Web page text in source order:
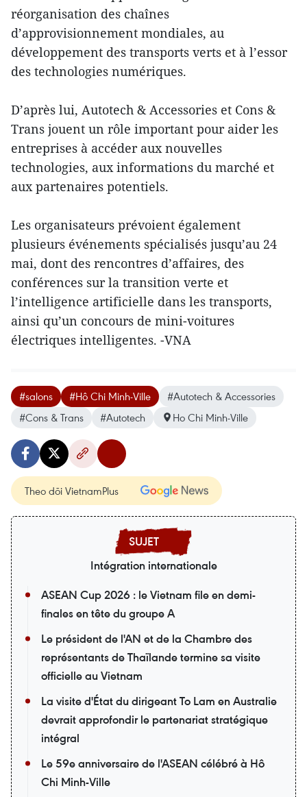
réorganisation des chaînes
d’approvisionnement mondiales, au
développement des transports verts et à l’essor
des technologies numériques.
D’après lui, Autotech & Accessories et Cons &
Trans jouent un rôle important pour aider les
entreprises à accéder aux nouvelles
technologies, aux informations du marché et
aux partenaires potentiels.
Les organisateurs prévoient également
plusieurs événements spécialisés jusqu’au 24
mai, dont des rencontres d’affaires, des
conférences sur la transition verte et
l’intelligence artificielle dans les transports,
ainsi qu’un concours de mini-voitures
électriques intelligentes. -VNA
#salons #Hô Chi Minh-Ville
#Autotech & Accessories
#Cons & Trans
#Autotech Ho Chi Minh-Ville
Theo dõi VietnamPlus
Intégration internationale
ASEAN Cup 2026 : le Vietnam file en demi-
finales en tête du groupe A
Le président de l'AN et de la Chambre des
représentants de Thaïlande termine sa visite
officielle au Vietnam
La visite d'État du dirigeant To Lam en Australie
devrait approfondir le partenariat stratégique
intégral
Le 59e anniversaire de l'ASEAN célébré à Hô
Chi Minh-Ville